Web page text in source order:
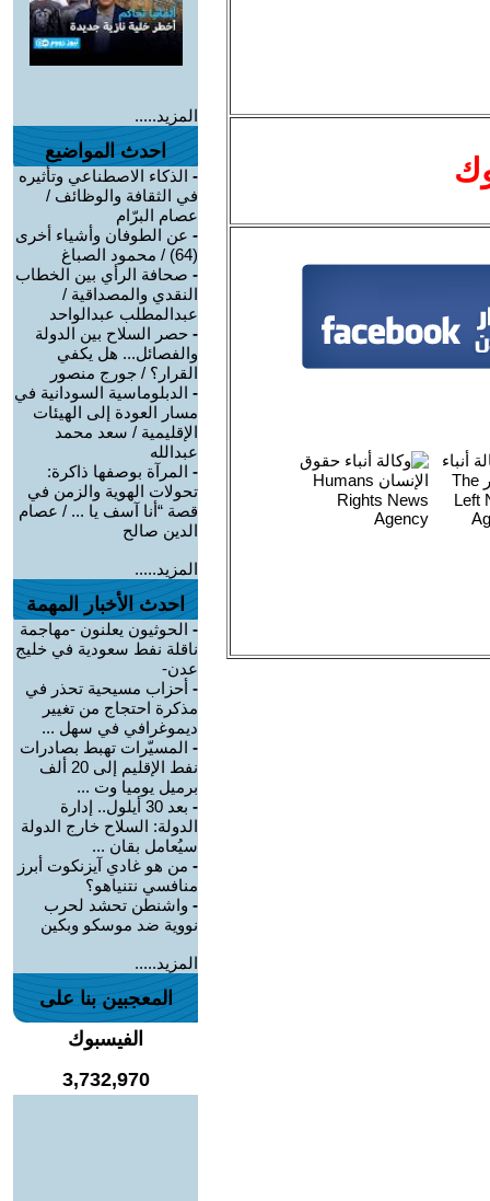
المزيد.....
احدث المواضيع
- الذكاء الاصطناعي وتأثيره
في الثقافة والوظائف /
عصام البرّام
- عن الطوفان وأشياء أخرى
(64) / محمود الصباغ
- صحافة الرأي بين الخطاب
النقدي والمصداقية /
عبدالمطلب عبدالواحد
- حصر السلاح بين الدولة
والفصائل... هل يكفي
القرار؟ / جورج منصور
- الدبلوماسية السودانية في
مسار العودة إلى الهيئات
الإقليمية / سعد محمد
عبدالله
- المرآة بوصفها ذاكرة:
تحولات الهوية والزمن في
قصة “أنا آسف يا ... / عصام
الدين صالح
المزيد.....
احدث الأخبار المهمة
- الحوثيون يعلنون -مهاجمة
ناقلة نفط سعودية في خليج
عدن-
- أحزاب مسيحية تحذر في
مذكرة احتجاج من تغيير
ديموغرافي في سهل ...
- المسيّرات تهبط بصادرات
نفط الإقليم إلى 20 ألف
برميل يوميا وت ...
-
بعد 30 أيلول.. إدارة
الدولة: السلاح خارج الدولة
سيُعامل بقان ...
- من هو غادي آيزنكوت أبرز
منافسي نتنياهو؟
- واشنطن تحشد لحرب
نووية ضد موسكو وبكين
المزيد.....
المعجبين بنا على
الفيسبوك
3,732,970